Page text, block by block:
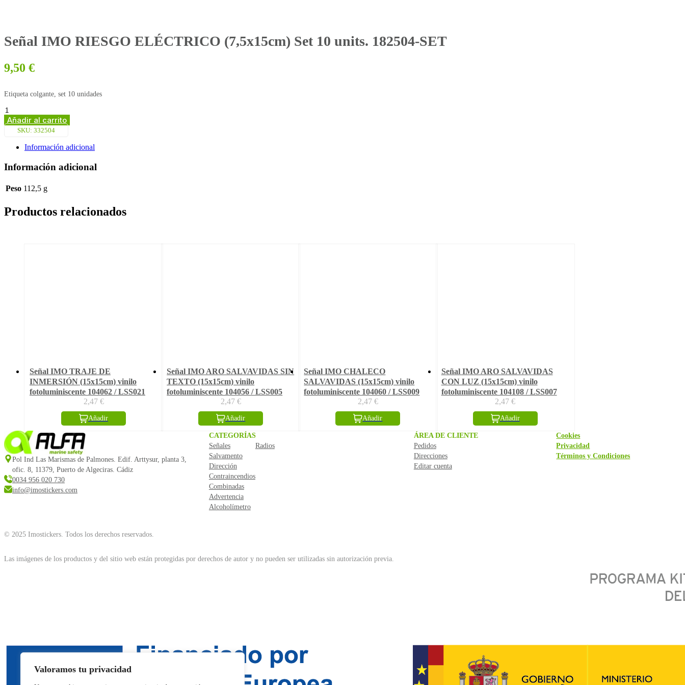
Valoramos tu privacidad
Señal IMO RIESGO ELÉCTRICO (7,5x15cm) Set 10 units. 182504-SET
9,50 €
Etiqueta colgante, set 10 unidades
Señal
IMO
RIESGO
(7,5x15cm)
10
SET
Añadir al carrito
SKU: 332504
Información adicional
Información adicional
Peso 112,5 g
Productos relacionados
Señal IMO TRAJE DE
INMERSIÓN (15x15cm) vinilo
fotoluminiscente 104062 / LSS021
2,47 €
Añadir
Señal IMO ARO SALVAVIDAS SIN
TEXTO (15x15cm) vinilo
fotoluminiscente 104056 / LSS005
2,47 €
Añadir
Señal IMO CHALECO
SALVAVIDAS (15x15cm) vinilo
fotoluminiscente 104060 / LSS009
2,47 €
Añadir
Señal IMO ARO SALVAVIDAS
CON LUZ (15x15cm) vinilo
fotoluminiscente 104108 / LSS007
2,47€
Añadir
Pol Ind Las Marismas de Palmones. Edif. Arttysur, planta 3,
ofic. 8, 11379, Puerto de Algeciras. Cádiz
0034 956 020 730
info@imostickers.com
CATEGORÍAS
Señales
Salvamento
Dirección
Contraincendios
Combinadas
Advertencia
Alcoholímetro
Radios
ÁREA DE CLIENTE
Pedidos
Direcciones
Editar cuenta
Cookies
Privacidad
Términos y Condiciones
© 2025 Imostickers. Todos los derechos reservados.
Las imágenes de los productos y del sitio web están protegidas por derechos de autor y no pueden ser utilizadas sin autorización previa.